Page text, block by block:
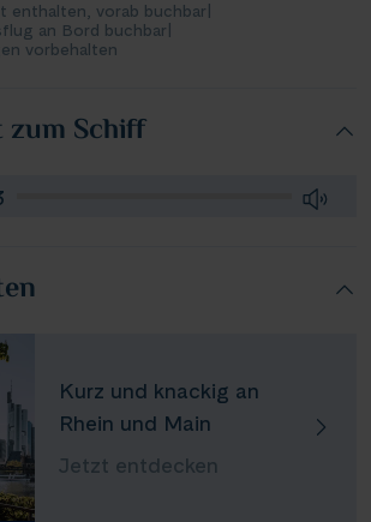
enthalten, vorab buchbar
an Bord buchbar
vorbehalten
zum Schiff
Kurz und knackig an
Rhein und Main
Jetzt entdecken